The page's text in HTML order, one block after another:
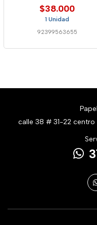
$38.000
1 Unidad
92399563655
calle 38 # 31-22